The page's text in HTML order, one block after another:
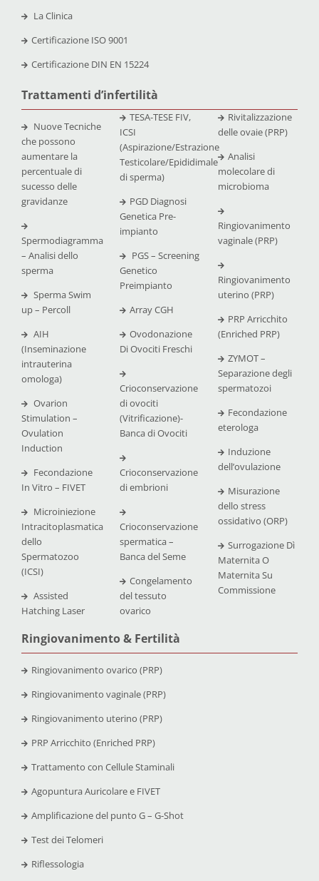
La Clinica
Certificazione ISO 9001
Certificazione DIN EN 15224
Trattamenti d’infertilità
Nuove Tecniche
che possono
aumentare la
percentuale di
sucesso delle
gravidanze
Spermodiagramma
– Analisi dello
sperma
Sperma Swim
up – Percoll
AIH
(Inseminazione
intrauterina
omologa)
Ovarion
Stimulation –
Ovulation
Induction
Fecondazione
In Vitro – FIVET
Microiniezione
Intracitoplasmatica
dello
Spermatozoo
(ICSI)
Assisted
Hatching Laser
TESA-TESE FIV,
ICSI
(Aspirazione/Estrazione
Testicolare/Epididimale
di sperma)
PGD Diagnosi
Genetica Pre-
impianto
PGS – Screening
Genetico
Preimpianto
Array CGH
Ovodonazione
Di Ovociti Freschi
Crioconservazione
di ovociti
(Vitrificazione)-
Banca di Ovociti
Crioconservazione
di embrioni
Crioconservazione
spermatica –
Banca del Seme
Congelamento
del tessuto
ovarico
Rivitalizzazione
delle ovaie (PRP)
Analisi
molecolare di
microbioma
Ringiovanimento
vaginale (PRP)
Ringiovanimento
uterino (PRP)
PRP Arricchito
(Enriched PRP)
ZYMOT –
Separazione degli
spermatozoi
Fecondazione
eterologa
Induzione
dell’ovulazione
Misurazione
dello stress
ossidativo (ORP)
Surrogazione Dì
Maternita O
Maternita Su
Commissione
Ringiovanimento & Fertilità
Ringiovanimento ovarico (PRP)
Ringiovanimento vaginale (PRP)
Ringiovanimento uterino (PRP)
PRP Arricchito (Enriched PRP)
Trattamento con Cellule Staminali
Agopuntura Auricolare e FIVET
Amplificazione del punto G – G-Shot
Test dei Telomeri
Riflessologia